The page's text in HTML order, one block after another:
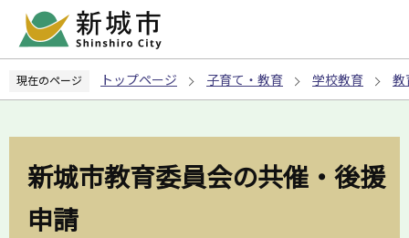
ペ
の
現在のページ トップページ 子育て・教育 学校教育 教
新城市教育委員会の共催・後援
申請